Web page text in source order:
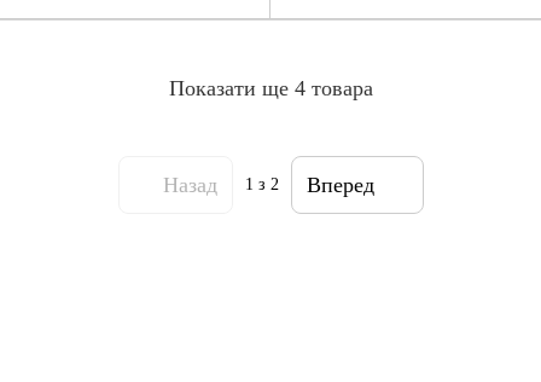
Показати ще 4 товара
Назад 1 з 2 Вперед